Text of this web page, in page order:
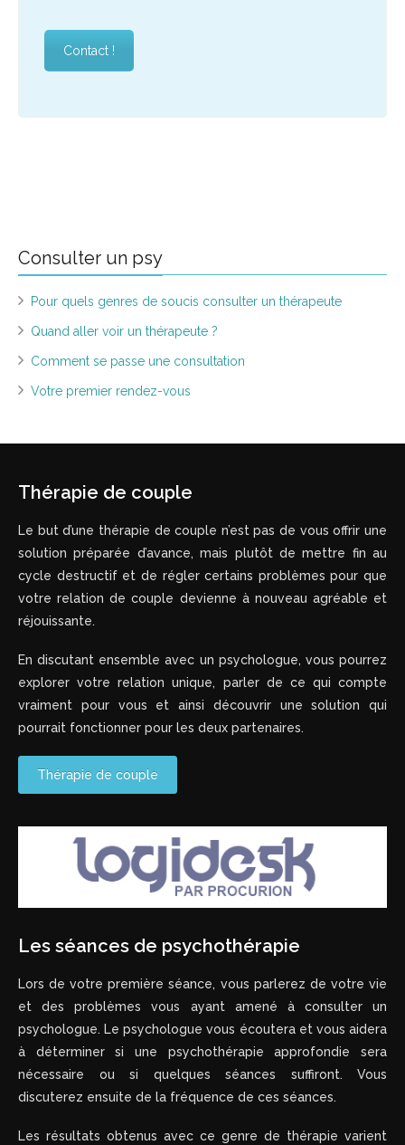
Contact !
Consulter un psy
Pour quels genres de soucis consulter un thérapeute
Quand aller voir un thérapeute ?
Comment se passe une consultation
Votre premier rendez-vous
Thérapie de couple
Le but d’une thérapie de couple n’est pas de vous offrir une
solution préparée d’avance, mais plutôt de mettre fin au
cycle destructif et de régler certains problèmes pour que
votre relation de couple devienne à nouveau agréable et
réjouissante.
En discutant ensemble avec un psychologue, vous pourrez
explorer votre relation unique, parler de ce qui compte
vraiment pour vous et ainsi découvrir une solution qui
pourrait fonctionner pour les deux partenaires.
Thérapie de couple
Les séances de psychothérapie
Lors de votre première séance, vous parlerez de votre vie
et des problèmes vous ayant amené à consulter un
psychologue. Le psychologue vous écoutera et vous aidera
à déterminer si une psychothérapie approfondie sera
nécessaire ou si quelques séances suffiront. Vous
discuterez ensuite de la fréquence de ces séances.
Les résultats obtenus avec ce genre de thérapie varient